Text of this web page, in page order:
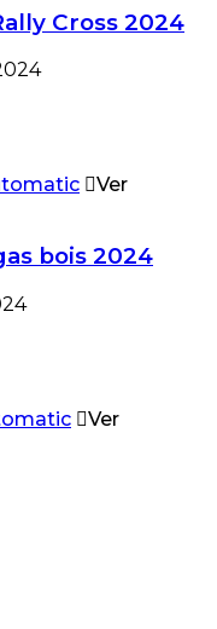
Cross 2024
Ver
bois 2024
Ver